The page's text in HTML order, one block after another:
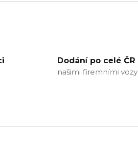
Dodání po celé ČR
našimi firemními vozy